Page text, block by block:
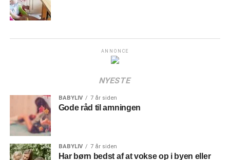
ANNONCE
NYESTE
BABYLIV 7 år siden
Gode råd til amningen
BABYLIV 7 år siden
Har børn bedst af at vokse op i byen eller